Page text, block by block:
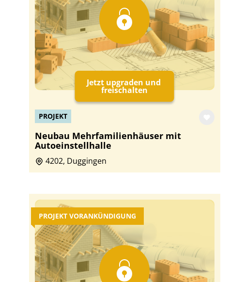
Jetzt upgraden und
freischalten
PROJEKT
Neubau Mehrfamilienhäuser mit
Autoeinstellhalle
4202, Duggingen
PROJEKT VORANKÜNDIGUNG